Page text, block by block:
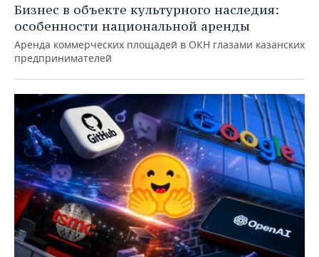
Бизнес в объекте культурного наследия:
особенности национальной аренды
Аренда коммерческих площадей в ОКН глазами казанских
предпринимателей